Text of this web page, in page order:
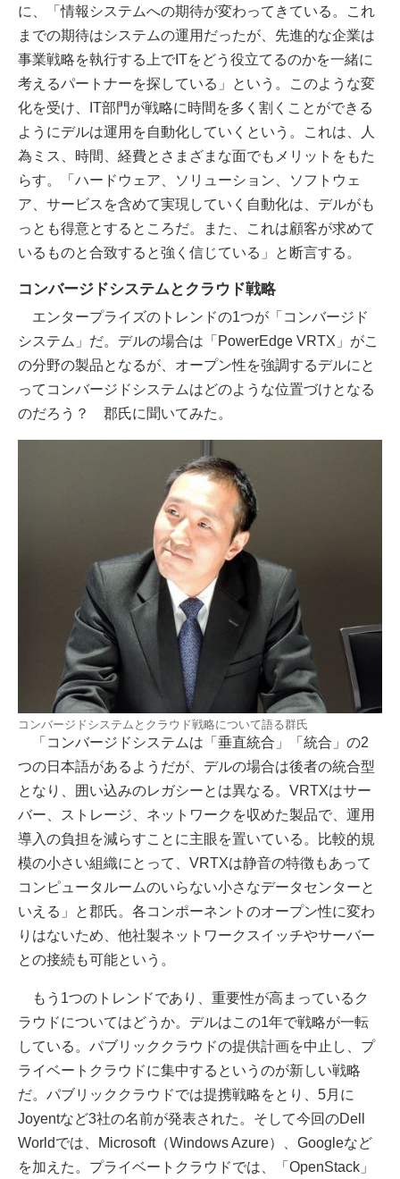
に、「情報システムへの期待が変わってきている。これ
までの期待はシステムの運用だったが、先進的な企業は
事業戦略を執行する上でITをどう役立てるのかを一緒に
考えるパートナーを探している」という。このような変
化を受け、IT部門が戦略に時間を多く割くことができる
ようにデルは運用を自動化していくという。これは、人
為ミス、時間、経費とさまざまな面でもメリットをもた
らす。「ハードウェア、ソリューション、ソフトウェ
ア、サービスを含めて実現していく自動化は、デルがも
っとも得意とするところだ。また、これは顧客が求めて
いるものと合致すると強く信じている」と断言する。
コンバージドシステムとクラウド戦略
エンタープライズのトレンドの1つが「コンバージド
システム」だ。デルの場合は「PowerEdge VRTX」がこ
の分野の製品となるが、オープン性を強調するデルにと
ってコンバージドシステムはどのような位置づけとなる
のだろう？ 郡氏に聞いてみた。
コンバージドシステムとクラウド戦略について語る群氏
「コンバージドシステムは「垂直統合」「統合」の2
つの日本語があるようだが、デルの場合は後者の統合型
となり、囲い込みのレガシーとは異なる。VRTXはサー
バー、ストレージ、ネットワークを収めた製品で、運用
導入の負担を減らすことに主眼を置いている。比較的規
模の小さい組織にとって、VRTXは静音の特徴もあって
コンピュータルームのいらない小さなデータセンターと
いえる」と郡氏。各コンポーネントのオープン性に変わ
りはないため、他社製ネットワークスイッチやサーバー
との接続も可能という。
もう1つのトレンドであり、重要性が高まっているク
ラウドについてはどうか。デルはこの1年で戦略が一転
している。パブリッククラウドの提供計画を中止し、プ
ライベートクラウドに集中するというのが新しい戦略
だ。パブリッククラウドでは提携戦略をとり、5月に
Joyentなど3社の名前が発表された。そして今回のDell
Worldでは、Microsoft（Windows Azure）、Googleなど
を加えた。プライベートクラウドでは、「OpenStack」